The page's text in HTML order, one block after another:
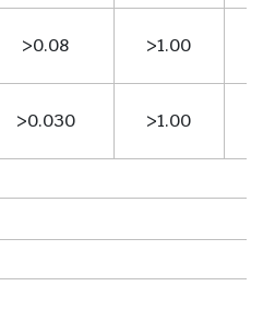
>0.08 >1.00
>0.030 >1.00